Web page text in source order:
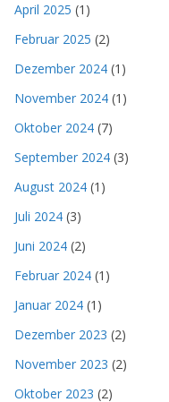
April 2025 (1)
Februar 2025 (2)
Dezember 2024 (1)
November 2024 (1)
Oktober 2024 (7)
September 2024 (3)
August 2024 (1)
Juli 2024 (3)
Juni 2024 (2)
Februar 2024 (1)
Januar 2024 (1)
Dezember 2023 (2)
November 2023 (2)
Oktober 2023 (2)